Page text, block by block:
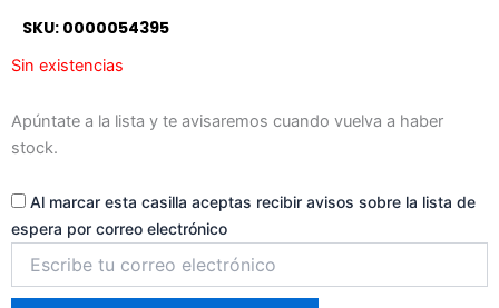
la
lista
de
SKU: 0000054395
Sin existencias
Apúntate a la lista y te avisaremos cuando vuelva a haber
stock.
Al marcar esta casilla aceptas recibir avisos sobre la lista de
espera por correo electrónico
correo